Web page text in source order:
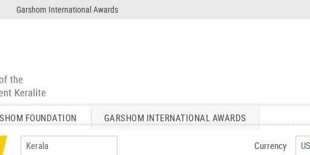
Garshom International Awards
FOUNDATION GARSHOM INTERNATIONAL AWARDS
Currency